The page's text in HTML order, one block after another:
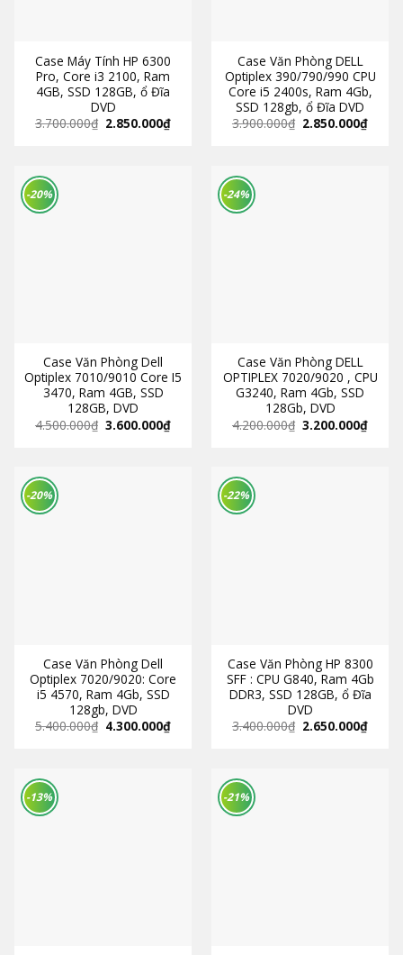
Case Máy Tính HP 6300
Pro, Core i3 2100, Ram
4GB, SSD 128GB, ổ Đĩa
DVD
3.700.000₫ 2.850.000₫
Case Văn Phòng DELL
Optiplex 390/790/990 CPU
Core i5 2400s, Ram 4Gb,
SSD 128gb, ổ Đĩa DVD
3.900.000₫ 2.850.000₫
-20%
Case Văn Phòng Dell
Optiplex 7010/9010 Core I5
3470, Ram 4GB, SSD
128GB, DVD
4.500.000₫ 3.600.000₫
-24%
Case Văn Phòng DELL
OPTIPLEX 7020/9020 , CPU
G3240, Ram 4Gb, SSD
128Gb, DVD
4.200.000₫ 3.200.000₫
-20%
Case Văn Phòng Dell
Optiplex 7020/9020: Core
i5 4570, Ram 4Gb, SSD
128gb, DVD
5.400.000₫ 4.300.000₫
-22%
Case Văn Phòng HP 8300
SFF : CPU G840, Ram 4Gb
DDR3, SSD 128GB, ổ Đĩa
DVD
3.400.000₫ 2.650.000₫
-13% -21%